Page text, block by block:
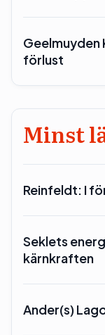
Geelmuyden
förlust
Minst
Reinfeldt: I
Seklets
kärnkraften
Ander(s)